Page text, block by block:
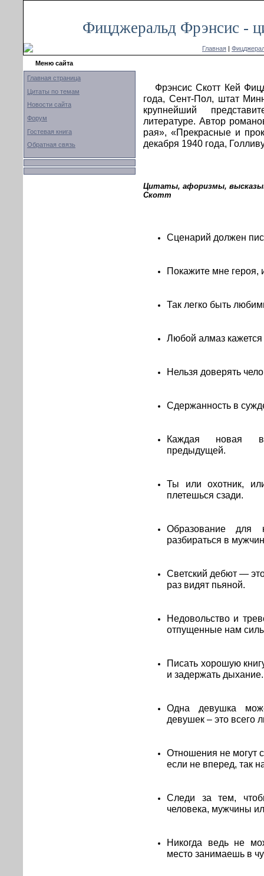
Фицджеральд Фрэнсис -
Главная |
Меню сайта
Главная страница
Цитаты по темам
Новости сайта
Форум
Гостевая книга
Обратная связь
Фрэнсис Скотт Кей
года, Сент-Пол, штат
крупнейший
литературе. Автор
рая», «Прекрасные и
декабря 1940 года,
Цитаты, афоризмы,
Скотт
Сценарий должен
Покажите мне героя,
Так легко быть
Любой алмаз
Нельзя доверять
Сдержанность в
Каждая новая
предыдущей.
Ты или охотник,
плетешься сзади.
Образование
разбираться в
Светский дебют —
раз видят пьяной.
Недовольство и
отпущенные нам
Писать хорошую
и задержать дыхание.
Одна девушка
девушек – это всего
Отношения не могут
если не вперед, так
Следи за тем,
человека, мужчины
Никогда ведь не
место занимаешь в